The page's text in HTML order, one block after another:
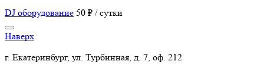
DJ оборудование 50 ₽ / сутки
Наверх
г. Екатеринбург, ул. Турбинная, д. 7, оф. 212